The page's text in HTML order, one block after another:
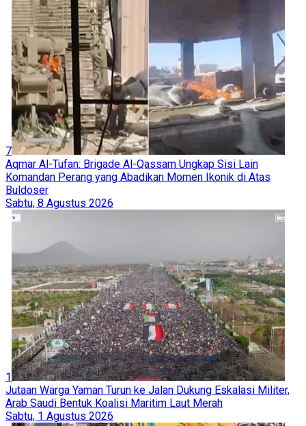
7
Aqmar Al-Tufan: Brigade Al-Qassam Ungkap Sisi Lain
Komandan Perang yang Abadikan Momen Ikonik di Atas
Buldoser
Sabtu, 8 Agustus 2026
1
Jutaan Warga Yaman Turun ke Jalan Dukung Eskalasi Militer,
Arab Saudi Bentuk Koalisi Maritim Laut Merah
Sabtu, 1 Agustus 2026